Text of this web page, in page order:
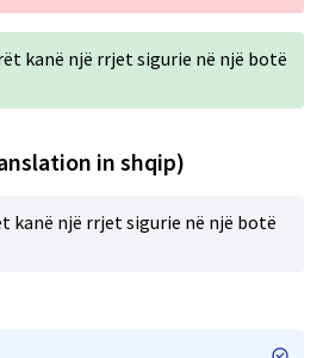
kanë një rrjet sigurie në një botë
in shqip)
kanë një rrjet sigurie në një botë